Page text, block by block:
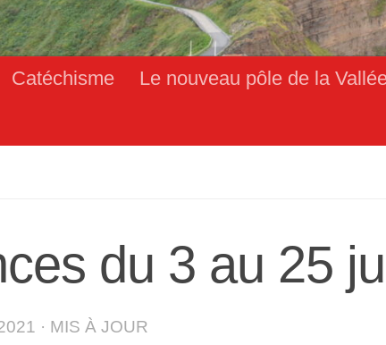
Catéchisme
Le nouveau pôle de la
du 3 au 25
· MIS À JOUR